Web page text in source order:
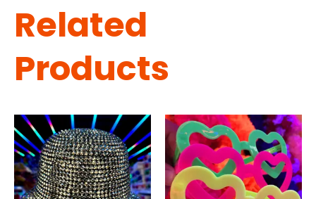
Related
Products